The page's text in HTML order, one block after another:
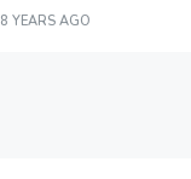
8 YEARS AGO